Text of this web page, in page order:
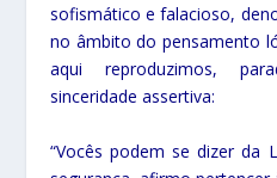
sofismático e falacioso,
no âmbito do pensamento
aqui reproduzimos,
sinceridade assertiva:
“Vocês podem se dizer da